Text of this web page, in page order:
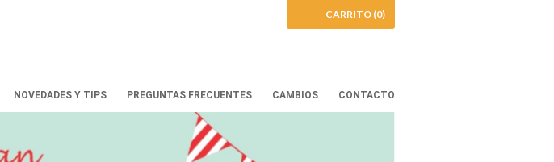
CARRITO (0)
NOVEDADES Y TIPS PREGUNTAS FRECUENTES CAMBIOS CONTACTO